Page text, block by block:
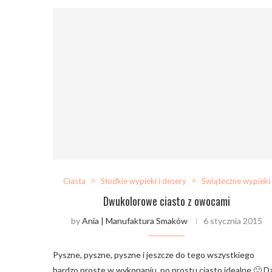
Ciasta Słodkie wypieki i desery Świąteczne wypieki
Dwukolorowe ciasto z owocami
byAnia | Manufaktura Smaków 6 stycznia 2015
Pyszne, pyszne, pyszne i jeszcze do tego wszystkiego
bardzo proste w wykonaniu, po prostu ciasto idealne 🙂